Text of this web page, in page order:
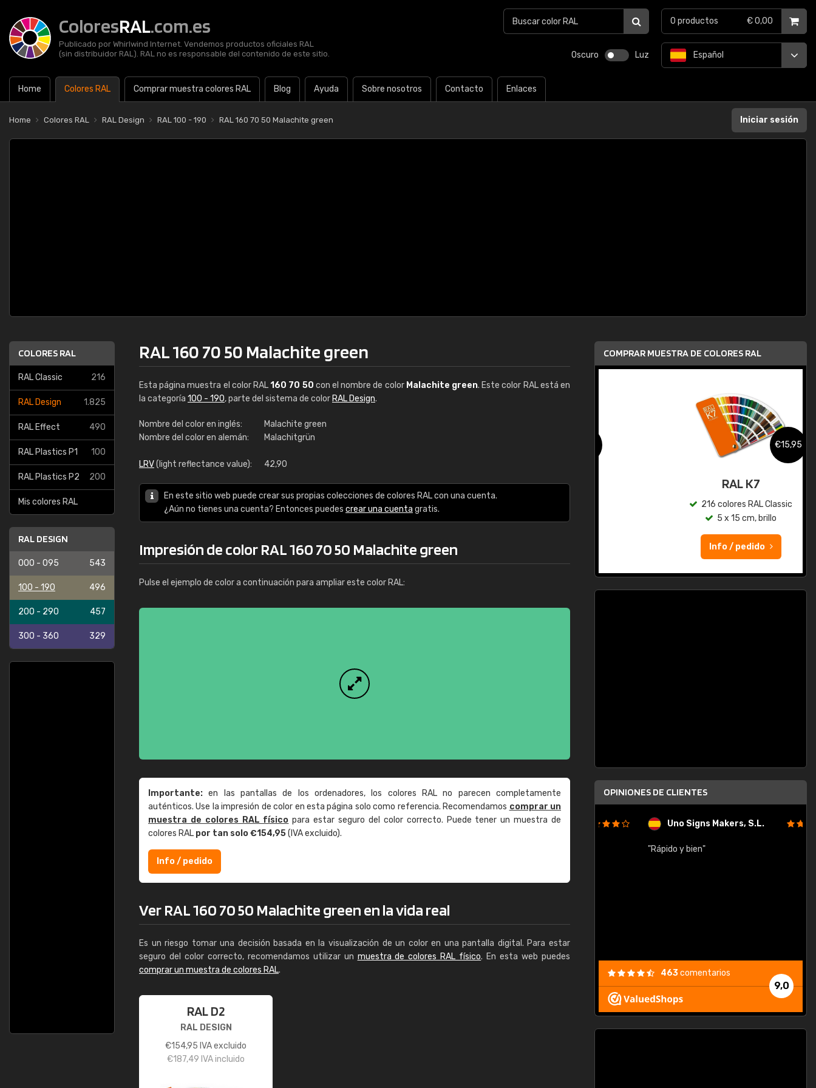
ColoresRAL.com.es
Publicado por Whirlwind Internet. Vendemos productos oficiales RAL
(sin distribuidor RAL). RAL no es responsable del contenido de este sitio.
Oscuro Luz
Home Colores RAL Comprar muestra colores RAL Blog Ayuda Sobre nosotros Contacto Enlaces
Español
0 productos € 0,00
Home Colores RAL RAL Design RAL 100 - 190 RAL 160 70 50 Malachite green Iniciar sesión
COLORES RAL
RAL Classic 216
RAL Design 1.825
RAL Effect 490
RAL Plastics P1 100
RAL Plastics P2 200
Mis colores RAL
RAL DESIGN
000 - 095 543
100 - 190 496
200 - 290 457
300 - 360 329
RAL 160 70 50 Malachite green
Esta página muestra el color RAL160 70 50 con el nombre de color Malachite green. Este color RAL está en
la categoría 100 - 190, parte del sistema de color RAL Design.
Nombre del color en inglés:
Malachite green
Nombre del color en alemán:
Malachitgrün
LRV(light reflectance value): 42,90
En este sitio web puede crear sus propias colecciones de colores RAL con una cuenta.
¿Aún no tienes una cuenta? Entonces puedes crear una cuenta gratis.
Impresión de color RAL 160 70 50 Malachite green
Pulse el ejemplo de color a continuación para ampliar este color RAL:
Importante: en las pantallas de los ordenadores, los colores RAL no parecen completamente
auténticos. Use la impresión de color en esta página solo como referencia. Recomendamos comprar un
muestra de colores RAL físico para estar seguro del color correcto. Puede tener un muestra de
colores RAL por tan solo €154,95(IVA excluido).
Info / pedido
Ver RAL 160 70 50 Malachite green en la vida real
Es un riesgo tomar una decisión basada en la visualización de un color en una pantalla digital. Para estar
seguro del color correcto, recomendamos utilizar un muestra de colores RAL físico. En esta web puedes
comprar un muestra de colores RAL.
RAL D2
RAL DESIGN
€154,95 IVA excluido
€187,49 IVA incluido
COMPRAR MUESTRA DE COLORES RAL
RAL K7 a base de agua
€15,95
216 colores RAL Classic
5 x 15 cm, brillo
Info / pedido
OPINIONES DE CLIENTES
Enrique Uno Signs Makers, S.L.
"Rápido y bien"
9,0
463comentarios